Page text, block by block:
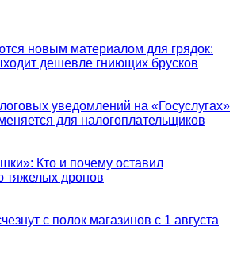
новым материалом для грядок:
дешевле гниющих брусков
уведомлений на «Госуслугах»
для налогоплательщиков
Кто и почему оставил
тяжелых дронов
с полок магазинов с 1 августа